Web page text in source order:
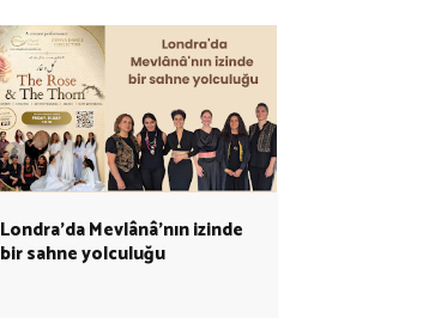
Londra'da Mevlânâ'nın izinde
bir sahne yolculuğu